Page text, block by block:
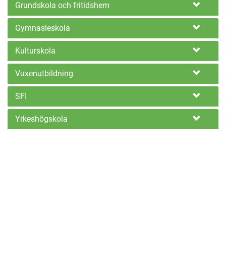
Grundskola och fritidshem
Gymnasieskola
Kulturskola
Vuxenutbildning
SFI
Yrkeshögskola